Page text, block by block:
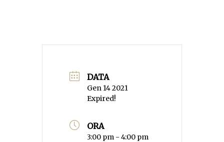
DATA
Gen 14 2021
Expired!
ORA
3:00 pm - 4:00 pm